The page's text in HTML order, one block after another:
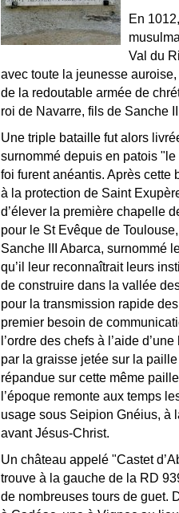
En
Val du
avec toute la jeunesse
de la redoutable armée de
roi de Navarre, fils de Sanche
Une triple bataille fut alors
surnommé depuis en patois
foi furent anéantis. Après cette
à la protection de Saint
d’élever la première chapelle
pour le St Evêque de
Sanche III Abarca, surnommé
qu’il leur reconnaîtrait leurs
de construire dans la vallée
pour la transmission rapide
premier besoin de
l’ordre des chefs à l’aide
par la graisse jetée sur la
répandue sur cette même
l’époque remonte aux temps
usage sous Seipion Gnéius, à
avant Jésus-Christ.
Un château appelé "Castet
trouve à la gauche de la RD
de nombreuses tours de guet.